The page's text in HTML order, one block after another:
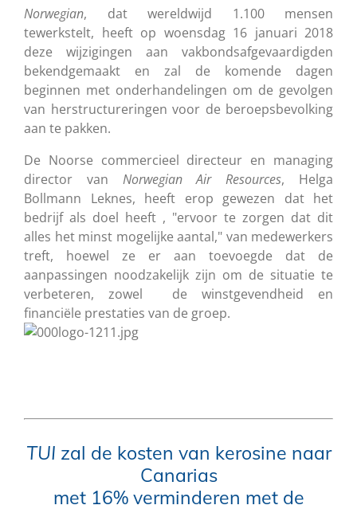
Norwegian, dat wereldwijd 1.100 mensen
tewerkstelt, heeft op woensdag 16 januari 2018
deze wijzigingen aan vakbondsafgevaardigden
bekendgemaakt en zal de komende dagen
beginnen met onderhandelingen om de gevolgen
van herstructureringen voor de beroepsbevolking
aan te pakken.
De Noorse commercieel directeur en managing
director van Norwegian Air Resources, Helga
Bollmann Leknes, heeft erop gewezen dat het
bedrijf als doel heeft , "ervoor te zorgen dat dit
alles het minst mogelijke aantal," van medewerkers
treft, hoewel ze er aan toevoegde dat de
aanpassingen noodzakelijk zijn om de situatie te
verbeteren, zowel de winstgevendheid en
financiële prestaties van de groep.
TUI zal de kosten van kerosine naar
Canarias
met 16% verminderen met de